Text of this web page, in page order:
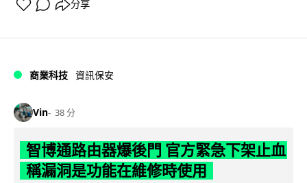
分享
商業科技 資訊保安
Vin 38 分
智博通路由器爆後門 官方緊急下架止血
稱漏洞是功能在維修時使用